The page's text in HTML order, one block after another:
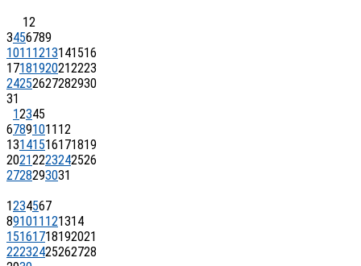
12
3456789
10111213141516
17181920212223
24252627282930
31
12345
6789101112
13141516171819
20212223242526
2728293031
1234567
891011121314
15161718192021
22232425262728